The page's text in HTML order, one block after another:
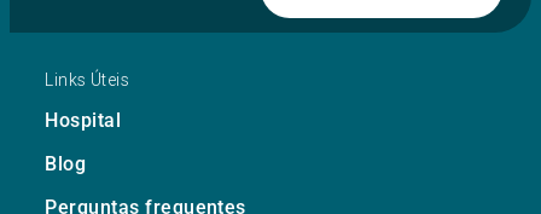
Links Úteis
Hospital
Blog
Perguntas frequentes